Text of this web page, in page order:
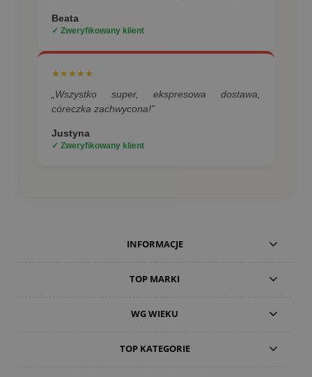
Beata
✓ Zweryfikowany klient
★★★★★
„Wszystko super, ekspresowa dostawa,
córeczka zachwycona!”
Justyna
✓ Zweryfikowany klient
INFORMACJE
TOP MARKI
WG WIEKU
TOP KATEGORIE